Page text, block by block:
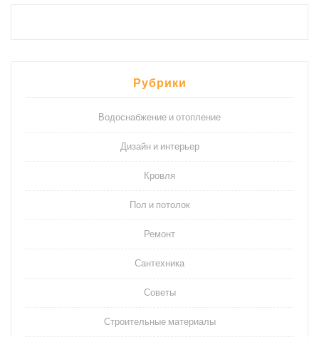
Рубрики
Водоснабжение и отопление
Дизайн и интерьер
Кровля
Пол и потолок
Ремонт
Сантехника
Советы
Строительные материалы